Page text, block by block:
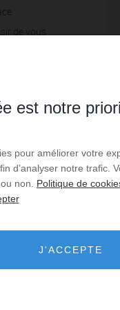
/ m²de vous
000 €
est notre
pour améliorer votre
d’analyser notre trafic.
non. Politique de
J'ACCEPTE